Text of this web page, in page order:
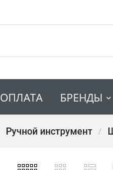
ОПЛАТА БРЕНДЫ
Ручной инструмент